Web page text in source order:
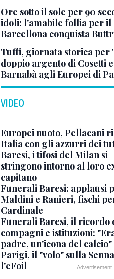
Ore sotto il sole per 90
idoli: l'amabile follia per il
Barcellona conquista
Tuffi, giornata storica per
doppio argento di Cosetti e
Barnabà agli Europei di
VIDEO
Europei nuoto, Pellacani
Italia con gli azzurri dei
Baresi, i tifosi del Milan si
stringono intorno al loro
capitano
Funerali Baresi: applausi
Maldini e Ranieri, fischi
Cardinale
Funerali Baresi, il ricordo
compagni e istituzioni:
padre, un'icona del calcio"
Parigi, il "volo" sulla
l'eFoil